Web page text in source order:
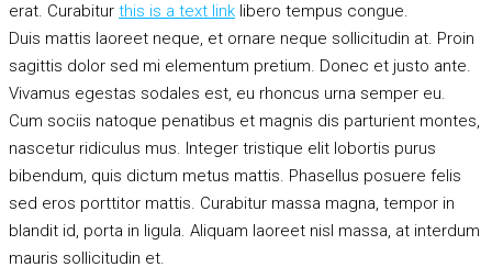
erat. Curabitur this is a text link libero tempus congue.
Duis mattis laoreet neque, et ornare neque sollicitudin at. Proin
sagittis dolor sed mi elementum pretium. Donec et justo ante.
Vivamus egestas sodales est, eu rhoncus urna semper eu.
Cum sociis natoque penatibus et magnis dis parturient montes,
nascetur ridiculus mus. Integer tristique elit lobortis purus
bibendum, quis dictum metus mattis. Phasellus posuere felis
sed eros porttitor mattis. Curabitur massa magna, tempor in
blandit id, porta in ligula. Aliquam laoreet nisl massa, at interdum
mauris sollicitudin et.